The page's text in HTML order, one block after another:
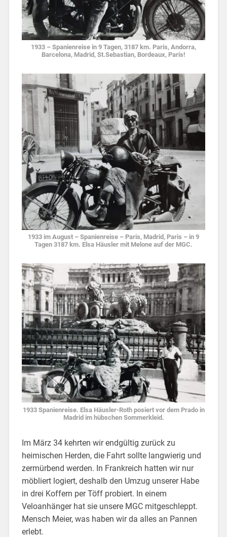
1933 – Spanienreise in 9 Tagen, 3187 km. Paris, Andorra,
Barcelona, Madrid, St.Sebastian, Bordeaux, Paris!
1933 im August – Spanienreise – Paris, Madrid, Paris – in 9
Tagen 3187 km. Elsa Häusler mit Melone auf der MGC.
1933 Spanienreise. Elsa Häusler-Roth posiert vor dem Prado in
Madrid im hübschen Sommerkleid.
Im März 34 kehrten wir endgültig zurück zu
heimischen Herden, die Fahrt sollte langwierig und
zermürbend werden. In Frankreich hatten wir nur
möbliert logiert, deshalb den Umzug unserer Habe
in drei Koffern per Töff probiert. In einem
Veloanhänger hat sie unsere MGC mitgeschleppt.
Mensch Meier, was haben wir da alles an Pannen
erlebt.